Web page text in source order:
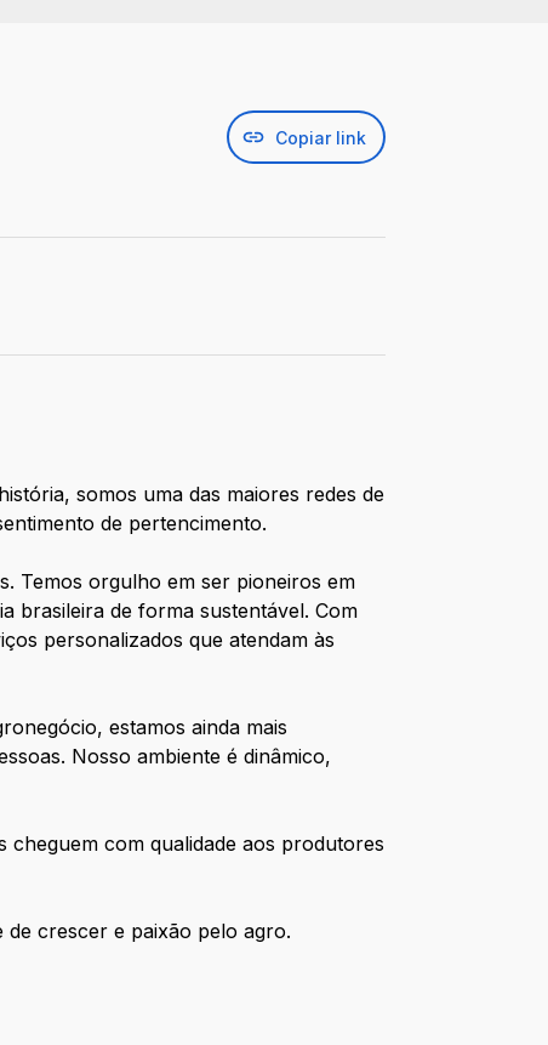
Copiar link
somos uma das maiores redes de
de pertencimento.
Temos orgulho em ser pioneiros em
brasileira de forma sustentável. Com
personalizados que atendam às
estamos ainda mais
Nosso ambiente é dinâmico,
com qualidade aos produtores
crescer e paixão pelo agro.